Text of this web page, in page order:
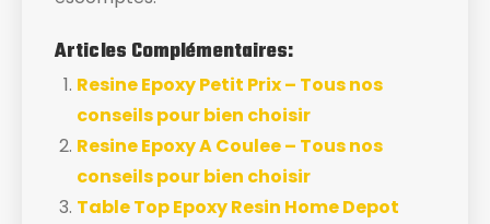
Articles Complémentaires:
Resine Epoxy Petit Prix – Tous nos
conseils pour bien choisir
Resine Epoxy A Coulee – Tous nos
conseils pour bien choisir
Table Top Epoxy Resin Home Depot